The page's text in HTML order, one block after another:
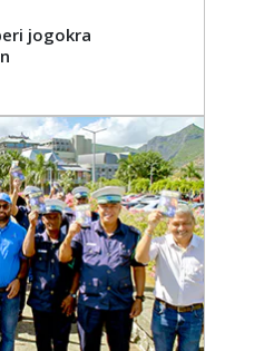
jogokra